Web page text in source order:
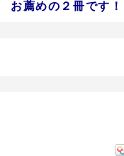
お薦めの２冊です！